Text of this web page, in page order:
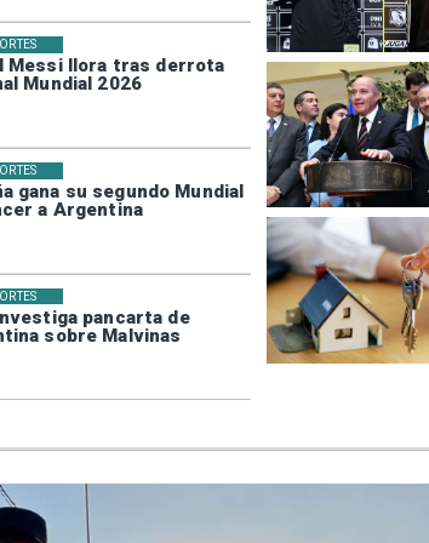
Messi llora tras derrota
Mundial 2026
gana su segundo Mundial
a Argentina
pancarta de
sobre Malvinas